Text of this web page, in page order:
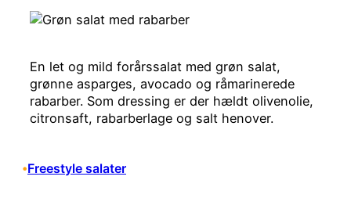
En let og mild forårssalat med grøn salat,
grønne asparges, avocado og råmarinerede
rabarber. Som dressing er der hældt olivenolie,
citronsaft, rabarberlage og salt henover.
•Freestyle salater